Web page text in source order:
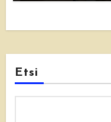
Etsi